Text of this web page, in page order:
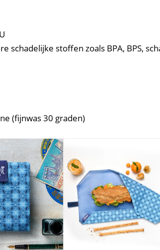
schadelijke stoffen zoals BPA, BPS,
(fijnwas 30 graden)